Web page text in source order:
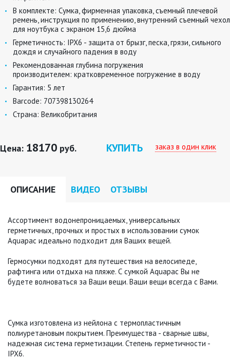
В комплекте: Сумка, фирменная упаковка, съемный плечевой
ремень, инструкция по применению, внутренний съемный чехол
для ноутбука с экраном 15,6 дюйма
Герметичность: IPX6 - защита от брызг, песка, грязи, сильного
дождя и случайного падения в воду
Рекомендованная глубина погружения
производителем: кратковременное погружение в воду
Гарантия: 5 лет
Barcode: 707398130264
Страна: Великобритания
Цена: 18170 руб. КУПИТЬ заказ в один клик
ОПИСАНИЕ ВИДЕО ОТЗЫВЫ
Ассортимент водонепроницаемых, универсальных
герметичных, прочных и простых в использовании сумок
Aquapac идеально подходит для Ваших вещей.
Гермосумки подходят для путешествия на велосипеде,
рафтинга или отдыха на пляже. С сумкой Aquapac Вы не
будете волноваться за Ваши вещи. Ваши вещи всегда с Вами.
Сумка изготовлена из нейлона с термопластичным
полиуретановым покрытием. Преимущества - сварные швы,
надежная система герметизации. Степень герметичности -
IPX6.